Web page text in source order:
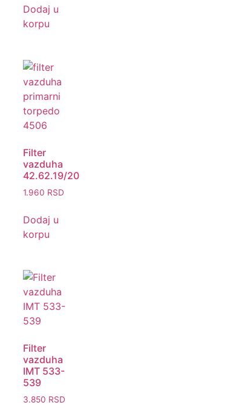
Dodaj u
korpu
Filter
vazduha
42.62.19/20
1.960 RSD
Dodaj u
korpu
Filter
vazduha
IMT 533-
539
3.850 RSD